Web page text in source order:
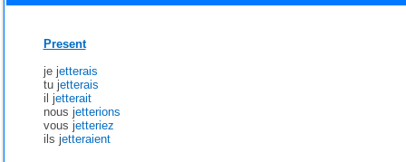
Present
je jetterais
tu jetterais
il jetterait
nous jetterions
vous jetteriez
ils jetteraient